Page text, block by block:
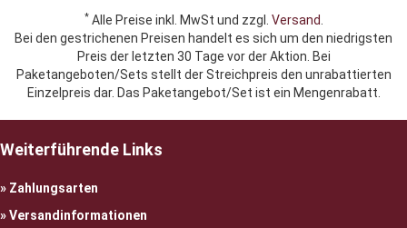
*Alle Preise inkl. MwSt und zzgl. Versand.
Bei den gestrichenen Preisen handelt es sich um den niedrigsten
Preis der letzten 30 Tage vor der Aktion. Bei
Paketangeboten/Sets stellt der Streichpreis den unrabattierten
Einzelpreis dar. Das Paketangebot/Set ist ein Mengenrabatt.
Weiterführende Links
Zahlungsarten
Versandinformationen